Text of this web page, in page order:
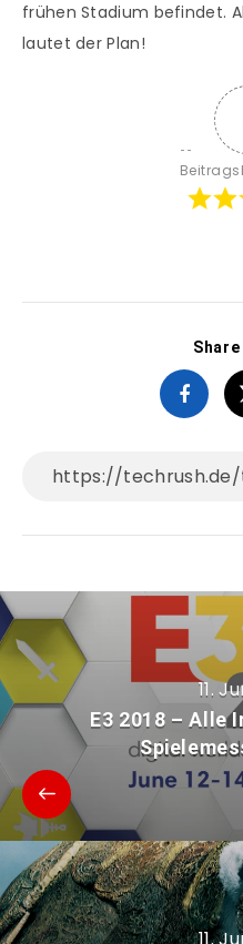
frühen Stadium befindet.
lautet der Plan!
11.
E3 2018 – Alle